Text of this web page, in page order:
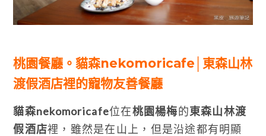
桃園餐廳。貓森nekomoricafe│東森山林
渡假酒店裡的寵物友善餐廳
貓森nekomoricafe位在桃園楊梅的東森山林渡
假酒店裡，雖然是在山上，但是沿途都有明顯